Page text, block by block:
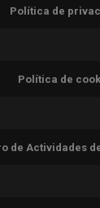
Política de
Política de
de Actividades